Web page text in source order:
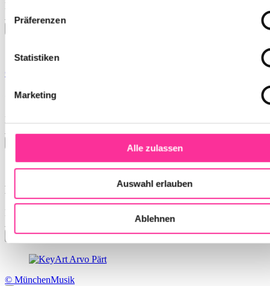
Präferenzen
Statistiken
Marketing
Alle zulassen
Auswahl erlauben
Ablehnen
Do., 25.02.2027
Liederhalle, Mozart-Saal
© Alex Broeckel
Carmina Burana & Boléro
Do., 29.04.2027
Beethovens Neunte
Di., 29.12.2026
© MünchenMusik